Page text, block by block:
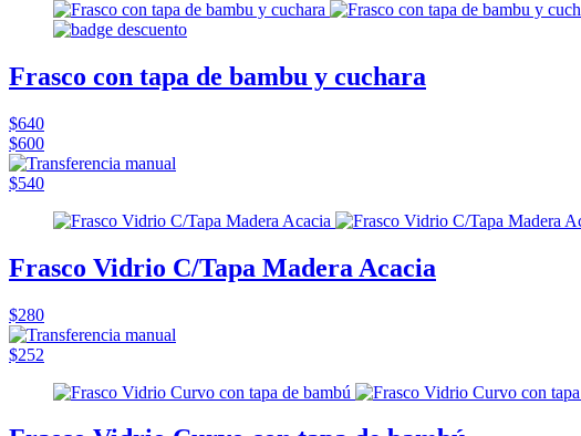
Frasco con tapa de bambu y cuchara
$640
$600
$540
Frasco Vidrio C/Tapa Madera Acacia
$280
$252